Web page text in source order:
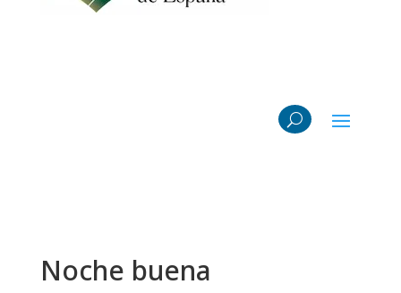
Noche buena